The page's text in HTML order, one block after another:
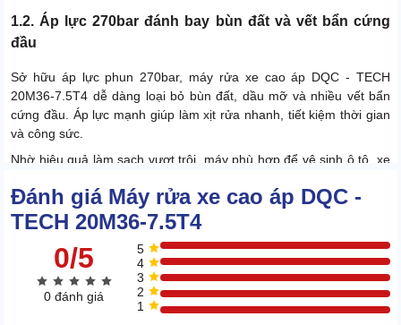
1.2. Áp lực 270bar đánh bay bùn đất và vết bẩn cứng
đầu
Sở hữu áp lực phun 270bar, máy rửa xe cao áp DQC - TECH
20M36-7.5T4 dễ dàng loại bỏ bùn đất, dầu mỡ và nhiều vết bẩn
cứng đầu. Áp lực mạnh giúp làm xịt rửa nhanh, tiết kiệm thời gian
và công sức.
Nhờ hiệu quả làm sạch vượt trội, máy phù hợp để vệ sinh ô tô, xe
lựa chọn đáng cân nhắc khi tìm kiếm máy rửa xe cao áp công
nghiệp.
1.3. Lưu lượng nước 15.1 lít/phút tối ưu thời gian vệ
Lưu lượng nước 15.1 lít/phút đã làm tăng diện tích vệ sinh trong
Đánh giá Máy rửa xe cao áp DQC -
TECH 20M36-7.5T4
0/5
0 đánh giá
5
4
3
2
1